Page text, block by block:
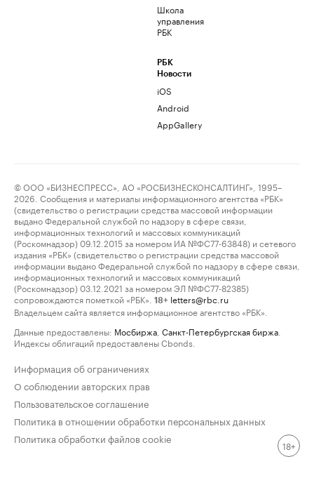
Школа
управления
РБК
РБК
Новости
iOS
Android
AppGallery
© ООО «БИЗНЕСПРЕСС», АО «РОСБИЗНЕСКОНСАЛТИНГ», 1995–
2026. Сообщения и материалы информационного агентства «РБК»
(свидетельство о регистрации средства массовой информации
выдано Федеральной службой по надзору в сфере связи,
информационных технологий и массовых коммуникаций
(Роскомнадзор) 09.12.2015 за номером ИА №ФС77-63848) и сетевого
издания «РБК» (свидетельство о регистрации средства массовой
информации выдано Федеральной службой по надзору в сфере связи,
информационных технологий и массовых коммуникаций
(Роскомнадзор) 03.12.2021 за номером ЭЛ №ФС77-82385)
сопровождаются пометкой «РБК».
18+ letters@rbc.ru
Владельцем сайта является информационное агентство «РБК».
Данные предоставлены: Мосбиржа Санкт-Петербургская биржа
Индексы облигаций предоставлены Cbonds.
Информация об ограничениях
О соблюдении авторских прав
Пользовательское соглашение
Политика в отношении обработки персональных данных
Политика обработки файлов cookie
18+